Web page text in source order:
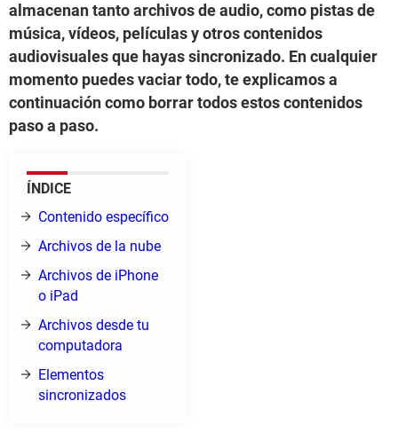
almacenan tanto archivos de audio, como pistas de
música, vídeos, películas y otros contenidos
audiovisuales que hayas sincronizado. En cualquier
momento puedes vaciar todo, te explicamos a
continuación como borrar todos estos contenidos
paso a paso.
ÍNDICE
Contenido específico
Archivos de la nube
Archivos de iPhone
o iPad
Archivos desde tu
computadora
Elementos
sincronizados